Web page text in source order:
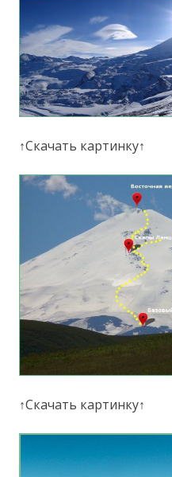
↑Скачать картинку↑
↑Скачать картинку↑